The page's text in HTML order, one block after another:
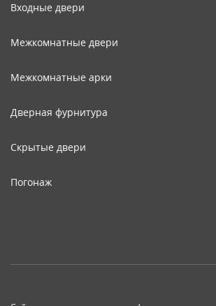
Входные двери
Межкомнатные двери
Межкомнатные арки
Дверная фурнитура
Скрытые двери
Погонаж